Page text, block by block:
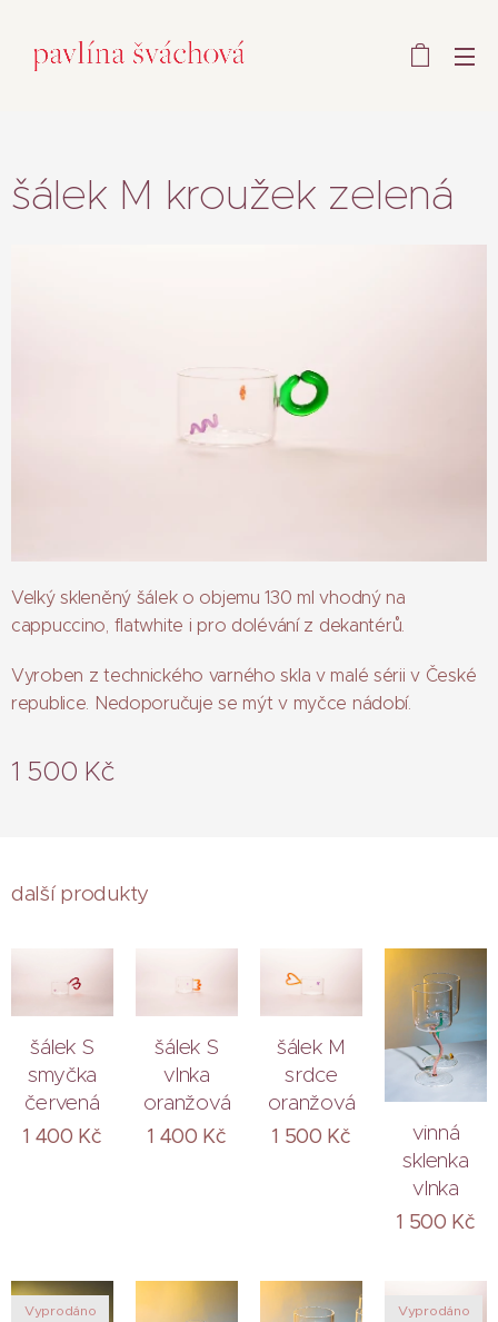
šálek M kroužek zelená
Velký skleněný šálek o objemu 130 ml vhodný na
cappuccino, flatwhite i pro dolévání z dekantérů.
Vyroben z technického varného skla v malé sérii v České
republice. Nedoporučuje se mýt v myčce nádobí.
1 500 Kč
další produkty
šálek S
smyčka
červená
1 400 Kč
šálek S
vlnka
oranžová
1 400 Kč
šálek M
srdce
oranžová
1 500 Kč
vinná
sklenka
vlnka
1 500 Kč
Vyprodáno Vyprodáno